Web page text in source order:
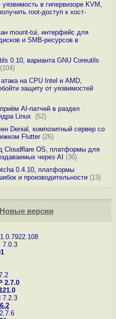
в гипервизоре KVM,
root-доступ к хост-
mount-tui, интерфейс для
и SMB-ресурсов в
0.10, варианта GNU Coreutils
(104)
на CPU Intel и AMD,
защиту от уязвимостей
AI-патчей в раздел
Linux
(52)
Denial, композитный сервер со
Flutter(26)
Cloudflare OS, платформы для
через AI (36)
0.4.10, платформы
и производительности(13)
Новые версии
7.0.3
2.7.0
7.2.3